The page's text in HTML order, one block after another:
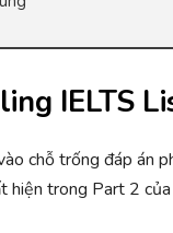
IELTS
chỗ trống đáp án
trong Part 2